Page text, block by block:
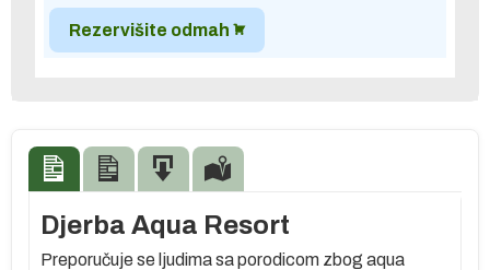
Rezervišite odmah
Djerba Aqua Resort
Preporučuje se ljudima sa porodicom zbog aqua